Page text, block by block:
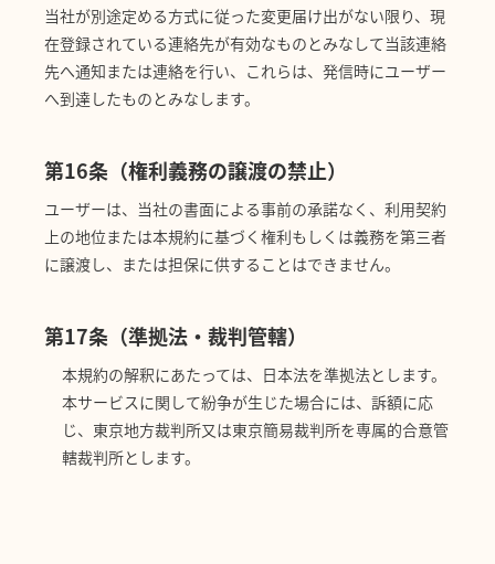
当社が別途定める方式に従った変更届け出がない限り、現
在登録されている連絡先が有効なものとみなして当該連絡
先へ通知または連絡を行い、これらは、発信時にユーザー
へ到達したものとみなします。
第16条（権利義務の譲渡の禁止）
ユーザーは、当社の書面による事前の承諾なく、利用契約
上の地位または本規約に基づく権利もしくは義務を第三者
に譲渡し、または担保に供することはできません。
第17条（準拠法・裁判管轄）
本規約の解釈にあたっては、日本法を準拠法とします。
本サービスに関して紛争が生じた場合には、訴額に応
じ、東京地方裁判所又は東京簡易裁判所を専属的合意管
轄裁判所とします。